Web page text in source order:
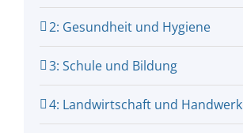
2: Gesundheit und Hygiene
3: Schule und Bildung
4: Landwirtschaft und Handwerk